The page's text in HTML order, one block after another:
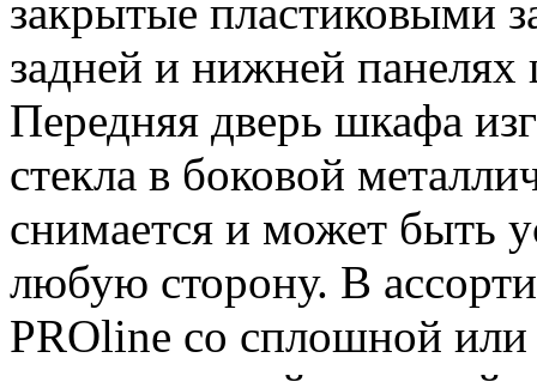
закрытые пластиковыми
задней и нижней
Передняя дверь шкафа
стекла в боковой
снимается и может быть
любую сторону. В
PROline со сплошной